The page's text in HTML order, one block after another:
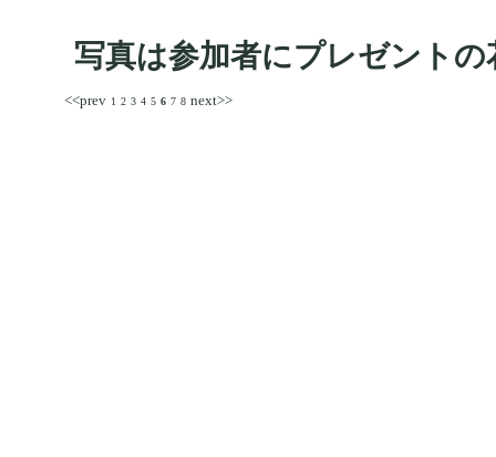
写真は参加者にプレゼントの
<<prev 1 2 3 4 5 6 7 8 next>>